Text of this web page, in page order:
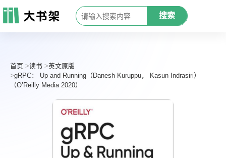
搜索
首页 读书
英文原版
gRPC： Up and Running（Danesh Kuruppu， Kasun Indrasiri）
（O’Reilly Media 2020）